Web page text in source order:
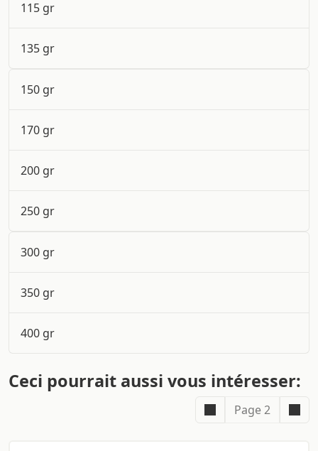
115 gr
135 gr
150 gr
170 gr
200 gr
250 gr
300 gr
350 gr
400 gr
Ceci pourrait aussi vous intéresser:
Page 2